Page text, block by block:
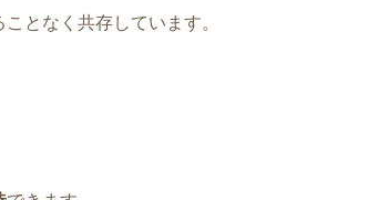
となく共存しています。